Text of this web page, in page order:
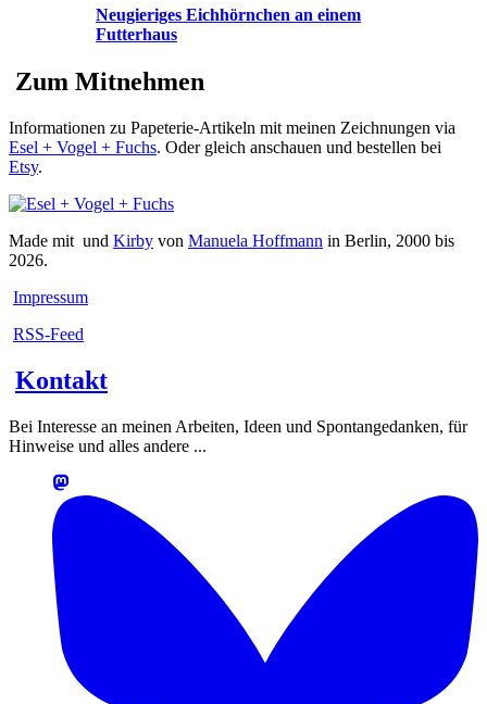
Neugieriges Eichhörnchen an einem
Futterhaus
Zum Mitnehmen
Informationen zu Papeterie-Artikeln mit meinen Zeichnungen via
Esel + Vogel + Fuchs. Oder gleich anschauen und bestellen bei
Etsy.
Made mit und Kirby von Manuela Hoffmann in Berlin, 2000 bis
2026.
Impressum
RSS-Feed
Kontakt
Bei Interesse an meinen Arbeiten, Ideen und Spontangedanken, für
Hinweise und alles andere ...